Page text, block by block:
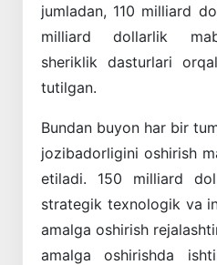
jumladan, 110 milliard
milliard dollarlik
sheriklik dasturlari
tutilgan.
Bundan buyon har bir
jozibadorligini oshirish
etiladi. 150 milliard
strategik texnologik va
amalga oshirish
amalga oshirishda